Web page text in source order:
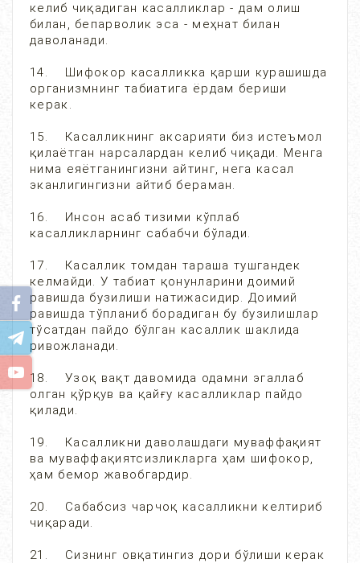
келиб чиқадиган касалликлар - дам олиш
билан, бепарволик эса - меҳнат билан
даволанади.
14. Шифокор касалликка қарши курашишда
организмнинг табиатига ёрдам бериши
керак.
15. Касалликнинг аксарияти биз истеъмол
қилаётган нарсалардан келиб чиқади. Менга
нима еяётганингизни айтинг, нега касал
эканлигингизни айтиб бераман.
16. Инсон асаб тизими кўплаб
касалликларнинг сабабчи бўлади.
17. Касаллик томдан тараша тушгандек
келмайди. У табиат қонунларини доимий
равишда бузилиши натижасидир. Доимий
равишда тўпланиб борадиган бу бузилишлар
тўсатдан пайдо бўлган касаллик шаклида
ривожланади.
18. Узоқ вақт давомида одамни эгаллаб
олган қўрқув ва қайғу касалликлар пайдо
қилади.
19. Касалликни даволашдаги муваффақият
ва муваффақиятсизликларга ҳам шифокор,
ҳам бемор жавобгардир.
20. Сабабсиз чарчоқ касалликни келтириб
чиқаради.
21. Сизнинг овқатингиз дори бўлиши керак